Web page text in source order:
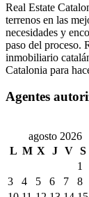
Real Estate
terrenos en las
necesidades y
paso del proceso.
inmobiliario
Catalonia para
Agentes
agosto 2026
L M X J V S
1
3
4 5 6 7 8